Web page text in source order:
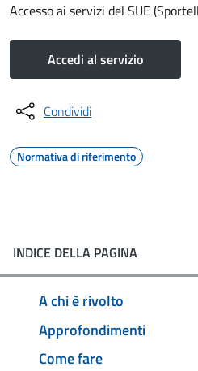
Accesso ai servizi del SUE
Accedi al servizio
Condividi
Normativa di riferimento
INDICE DELLA PAGINA
A chi è rivolto
Approfondimenti
Come fare